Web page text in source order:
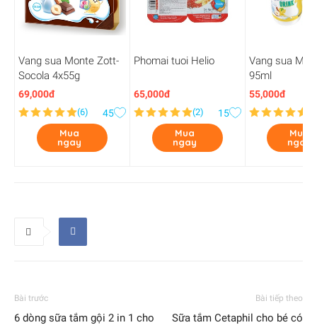
Vang sua Monte Zott-
Socola 4x55g
69,000đ
(6)
45
Mua
ngay
Phomai tuoi Helio
65,000đ
(2)
15
Mua
ngay
Vang sua
95ml
55,000đ
Mua
ngay
Bài trước
6 dòng sữa tắm gội 2 in 1 cho
Bài tiếp theo
Sữa tắm Cetaphil cho bé có